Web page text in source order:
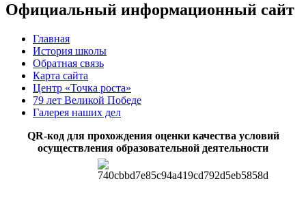
Официальный информационный сайт
Главная
История школы
Обратная связь
Карта сайта
Центр «Точка роста»
79 лет Великой Победе
Галерея наших дел
QR-код для прохождения оценки качества условий
осуществления образовательной деятельности